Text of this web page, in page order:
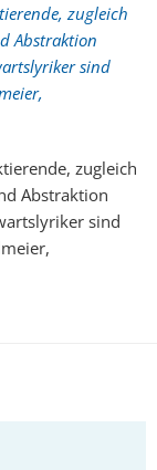
zugleich
Abstraktion
sind
zugleich
Abstraktion
sind